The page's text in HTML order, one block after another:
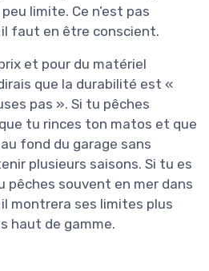
limite. Ce n’est pas
faut en être conscient.
et pour du matériel
que la durabilité est «
pas ». Si tu pêches
tu rinces ton matos et que
fond du garage sans
plusieurs saisons. Si tu es
pêches souvent en mer dans
montrera ses limites plus
haut de gamme.